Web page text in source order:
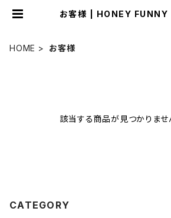
お客様 | HONEY
HOME お客様
該当する商品が見つかりませ
CATEGORY